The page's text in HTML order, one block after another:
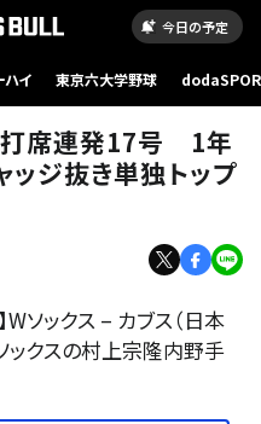
今日の予定
ハイ 東京六大学野球
打席連発17号 1年
ジ抜き単独トップ
Wソックス – カブス（日本
ックスの村上宗隆内野手